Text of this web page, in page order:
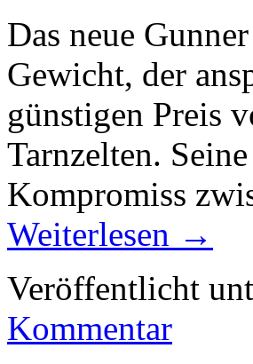
Das neue
Gewicht, der
günstigen Preis
Tarnzelten.
Kompromiss
Weiterlesen →
Veröffentlicht
Kommentar